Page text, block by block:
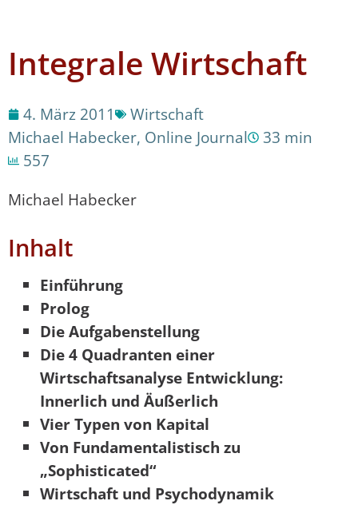
Integrale Wirtschaft
4. März 2011
Wirtschaft
Michael Habecker, Online Journal
33 min
557
Michael Habecker
Inhalt
Einführung
Prolog
Die Aufgabenstellung
Die 4 Quadranten einer
Wirtschaftsanalyse Entwicklung:
Innerlich und Äußerlich
Vier Typen von Kapital
Von Fundamentalistisch zu
„Sophisticated“
Wirtschaft und Psychodynamik